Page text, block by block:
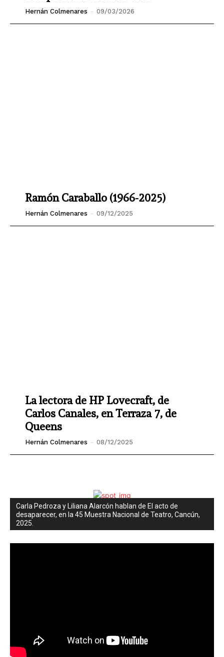
Hernán Colmenares - 09/03/2026
Ramón Caraballo (1966-2025)
Hernán Colmenares - 09/12/2025
La lectora de HP Lovecraft, de
Carlos Canales, en Terraza 7, de
Queens
Hernán Colmenares - 08/12/2025
Carla Pedroza y Liliana Alarcón hablan de El acto de
desaparecer, en la 45 Muestra Nacional de Teatro, Cancún,
2025.